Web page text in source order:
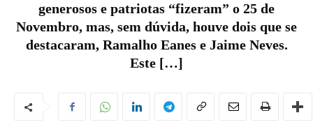
generosos e patriotas “fizeram” o 25 de
Novembro, mas, sem dúvida, houve dois que se
destacaram, Ramalho Eanes e Jaime Neves.
Este […]